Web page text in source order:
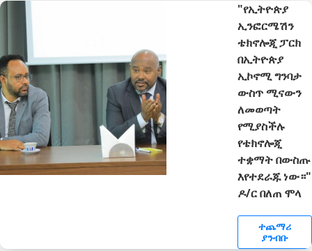
"የኢትዮጵያ
ኢንፎርሜሽን
ቴክኖሎጂ ፓርክ
በኢትዮጵያ
ኢኮኖሚ ግንባታ
ውስጥ ሚናውን
ለመወጣት
የሚያስችሉ
የቴክኖሎጂ
ተቋማት በውስጡ
እየተደራጁ ነው።"
ዶ/ር በለጠ ሞላ
ተጨማሪ
ያንብቡ